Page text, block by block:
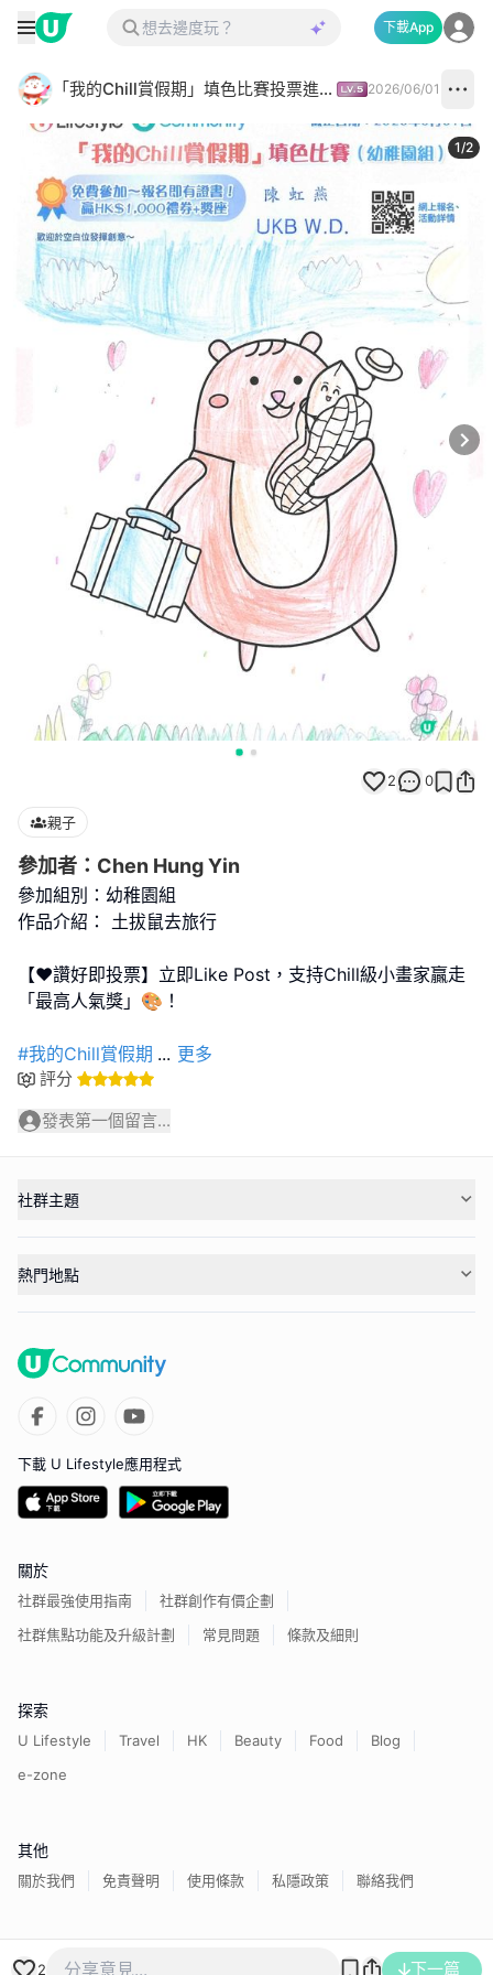
下載App
「我的Chill賞假期」填色比賽投票進行中✅ 2026/06/01
1/2
2 0
親子
參加者：Chen Hung Yin
參加組別：幼稚園組
作品介紹： 土拔鼠去旅行
【❤️讚好即投票】立即Like Post，支持Chill級小畫家贏走
「最高人氣獎」🎨！
#我的Chill賞假期 ... 更多
評分
發表第一個留言...
2 下一篇
社群主題
熱門地點
下載 U Lifestyle應用程式
關於
社群最強使用指南
社群創作有價企劃
社群焦點功能及升級計劃
常見問題 條款及細則
探索
U Lifestyle Travel HK Beauty Food
Blog
e-zone
其他
關於我們 免責聲明 使用條款 私隱政策 聯絡我們
香港經濟日報版權所有©